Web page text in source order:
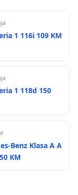
1 116i 109 KM
1 118d 150
Benz Klasa A A
KM